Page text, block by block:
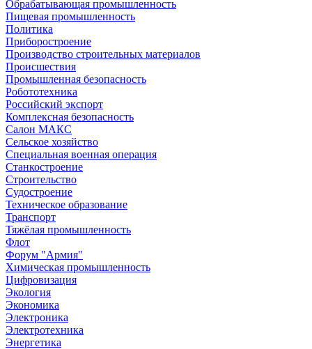
Обрабатывающая промышленность
Пищевая промышленность
Политика
Приборостроение
Производство строительных материалов
Происшествия
Промышленная безопасность
Робототехника
Российский экспорт
Комплексная безопасность
Салон МАКС
Сельское хозяйство
Специальная военная операция
Станкостроение
Строительство
Судостроение
Техническое образование
Транспорт
Тяжёлая промышленность
Флот
Форум "Армия"
Химическая промышленность
Цифровизация
Экология
Экономика
Электроника
Электротехника
Энергетика